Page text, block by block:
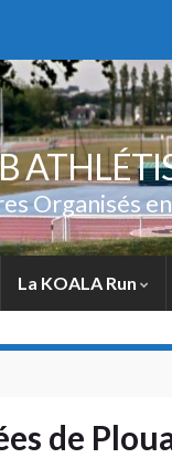
Organisés
La KOALA Run
de